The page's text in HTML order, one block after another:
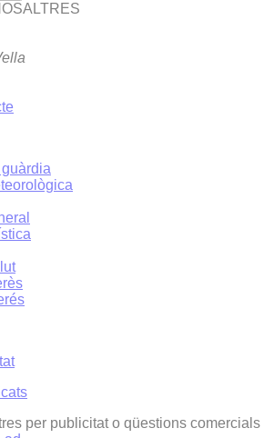
per publicitat o qüestions comercials